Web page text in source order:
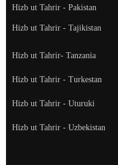
Hizb ut Tahrir - Pakistan
Hizb ut Tahrir - Tajikistan
Hizb ut Tahrir- Tanzania
Hizb ut Tahrir - Turkestan
Hizb ut Tahrir - Uturuki
Hizb ut Tahrir - Uzbekistan